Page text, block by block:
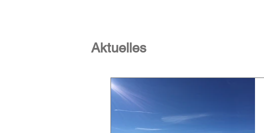
Aktuelles